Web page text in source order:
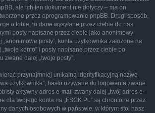
ale ich ten dokument nie dotyczy – ma on
przez oprogramowanie phpBB. Drugi sposób,
o tobie, to dane wysyłane przez ciebie do nas.
posty napisane przez ciebie jako anonimowy
posty”, konta użytkownika założone na
„twoje konto” i posty napisane przez ciebie po
zwane dalej „twoje posty”.
przynajmniej unikalną identyfikacyjną nazwę
użytkownika”, hasło używane do logowania zwane
aktywny adres e-mail zwany dalej „twój adres e-
dla twojego konta na „FSGK.PL” są chronione przez
danych osobowych w państwie, w którym stoi nasz